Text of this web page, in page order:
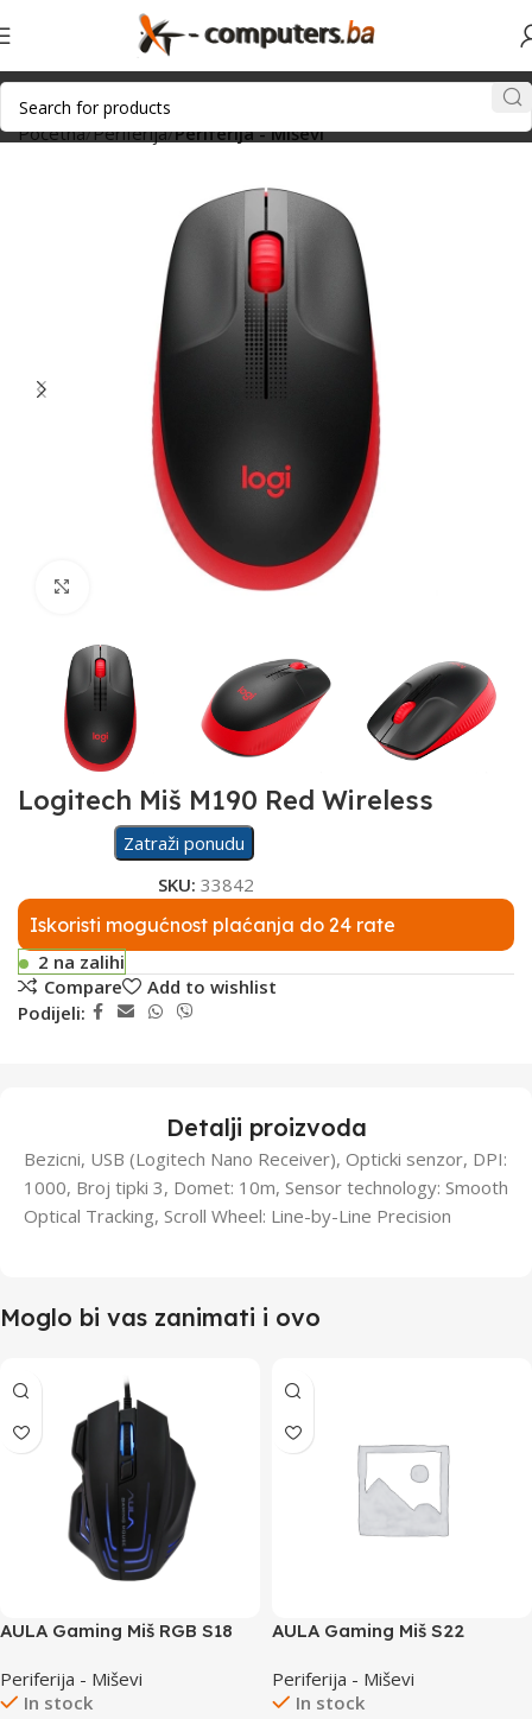
Početna Periferija Periferija - Miševi
Click to enlarge
Logitech Miš M190 Red Wireless
Zatraži ponudu
SKU: 33842
Iskoristi mogućnost plaćanja do 24 rate
2 na zalihi
Compare
Add to wishlist
Podijeli:
Detalji proizvoda
Bezicni, USB (Logitech Nano Receiver), Opticki senzor, DPI:
1000, Broj tipki 3, Domet: 10m, Sensor technology: Smooth
Optical Tracking, Scroll Wheel: Line-by-Line Precision
Moglo bi vas zanimati i ovo
AULA Gaming Miš RGB S18
Periferija - Miševi
In stock
AULA Gaming Miš S22
Periferija - Miševi
In stock